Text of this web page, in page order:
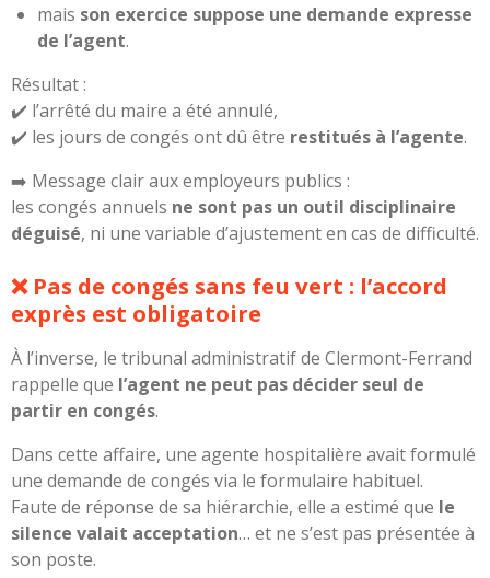
mais son exercice suppose une demande expresse
de l’agent.
Résultat :
✔️ l’arrêté du maire a été annulé,
✔️ les jours de congés ont dû être restitués à l’agente.
➡️ Message clair aux employeurs publics :
les congés annuels ne sont pas un outil disciplinaire
déguisé, ni une variable d’ajustement en cas de difficulté.
❌ Pas de congés sans feu vert : l’accord
exprès est obligatoire
À l’inverse, le tribunal administratif de Clermont-Ferrand
rappelle que l’agent ne peut pas décider seul de
partir en congés.
Dans cette affaire, une agente hospitalière avait formulé
une demande de congés via le formulaire habituel.
Faute de réponse de sa hiérarchie, elle a estimé que le
silence valait acceptation… et ne s’est pas présentée à
son poste.